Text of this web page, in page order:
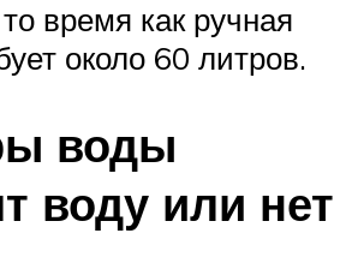
время как ручная
около 60 литров.
воды
воду или нет